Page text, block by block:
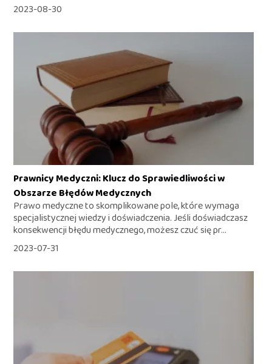
2023-08-30
Prawnicy Medyczni: Klucz do Sprawiedliwości w
Obszarze Błędów Medycznych
Prawo medyczne to skomplikowane pole, które wymaga
specjalistycznej wiedzy i doświadczenia. Jeśli doświadczasz
konsekwencji błędu medycznego, możesz czuć się pr...
2023-07-31